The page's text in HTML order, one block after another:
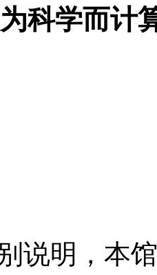
科学而计
说明，本